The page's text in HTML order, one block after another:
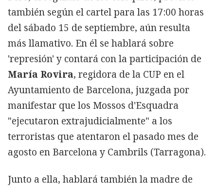
también según el cartel para las 17:00 horas
del sábado 15 de septiembre, aún resulta
más llamativo. En él se hablará sobre
'represión' y contará con la participación de
María Rovira, regidora de la CUP en el
Ayuntamiento de Barcelona, juzgada por
manifestar que los Mossos d'Esquadra
"ejecutaron extrajudicialmente" a los
terroristas que atentaron el pasado mes de
agosto en Barcelona y Cambrils (Tarragona).
Junto a ella, hablará también la madre de